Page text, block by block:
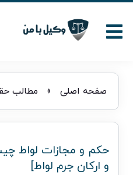
صفحه اصلی » مطالب
حکم و مجازات لواط
و ارکان جرم لواط]